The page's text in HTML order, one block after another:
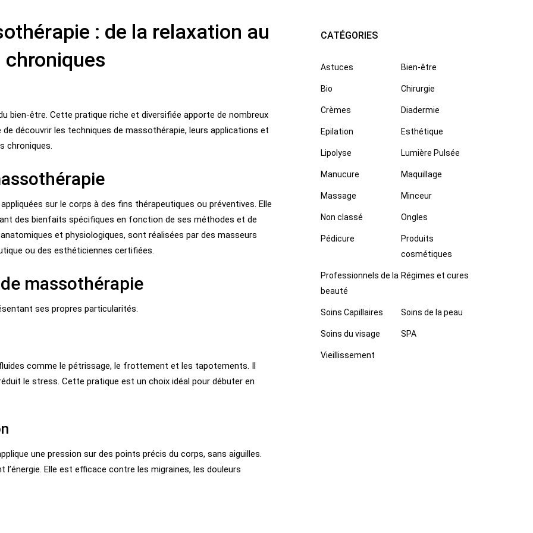
: de la relaxation au
bien-être. Cette pratique riche et diversifiée apporte de nombreux
découvrir les techniques de massothérapie, leurs applications et
chroniques.
sur le corps à des fins thérapeutiques ou préventives. Elle
des bienfaits spécifiques en fonction de ses méthodes et de
et physiologiques, sont réalisées par des masseurs
ou des esthéticiennes certifiées.
massothérapie
ses propres particularités.
comme le pétrissage, le frottement et les tapotements. Il
le stress. Cette pratique est un choix idéal pour débuter en
une pression sur des points précis du corps, sans aiguilles.
Elle est efficace contre les migraines, les douleurs
CATÉGORIES
Astuces Bien-être
Bio Chirurgie
Crèmes Diadermie
Epilation Esthétique
Lipolyse Lumière Pulsée
Manucure Maquillage
Massage Minceur
Non classé Ongles
Pédicure
Produits
cosmétiques
Professionnels de la
beauté
Régimes et cures
Soins Capillaires Soins de la peau
Soins du visage SPA
Vieillissement